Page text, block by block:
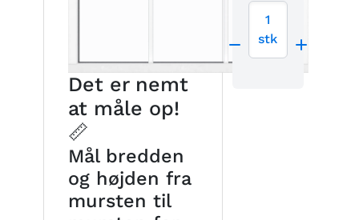
Det er nemt
at måle op!
📏
Mål bredden
og højden fra
mursten til
1
stk